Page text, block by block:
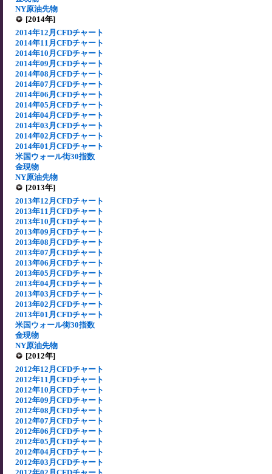
NY原油先物
[2014年]
2014年12月CFDチャート
2014年11月CFDチャート
2014年10月CFDチャート
2014年09月CFDチャート
2014年08月CFDチャート
2014年07月CFDチャート
2014年06月CFDチャート
2014年05月CFDチャート
2014年04月CFDチャート
2014年03月CFDチャート
2014年02月CFDチャート
2014年01月CFDチャート
米国ウォール街30指数
金現物
NY原油先物
[2013年]
2013年12月CFDチャート
2013年11月CFDチャート
2013年10月CFDチャート
2013年09月CFDチャート
2013年08月CFDチャート
2013年07月CFDチャート
2013年06月CFDチャート
2013年05月CFDチャート
2013年04月CFDチャート
2013年03月CFDチャート
2013年02月CFDチャート
2013年01月CFDチャート
米国ウォール街30指数
金現物
NY原油先物
[2012年]
2012年12月CFDチャート
2012年11月CFDチャート
2012年10月CFDチャート
2012年09月CFDチャート
2012年08月CFDチャート
2012年07月CFDチャート
2012年06月CFDチャート
2012年05月CFDチャート
2012年04月CFDチャート
2012年03月CFDチャート